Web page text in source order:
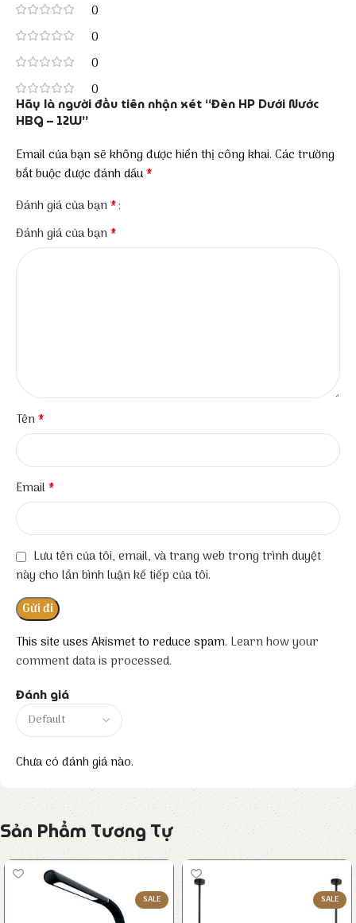
0
0
0
0
Đánh giá
Chưa có đánh giá nào.
Hãy là người đầu tiên nhận xét “Đèn HP Dưới Nước
HBG – 12W”
Email của bạn sẽ không được hiển thị công khai. Các trường
bắt buộc được đánh dấu*
Đánh giá của bạn*
Đánh giá của bạn*
Tên*
Email*
Lưu tên của tôi, email, và trang web trong trình duyệt
này cho lần bình luận kế tiếp của tôi.
This site uses Akismet to reduce spam. Learn how your
comment data is processed.
Sản Phẩm Tương Tự
SALE SALE